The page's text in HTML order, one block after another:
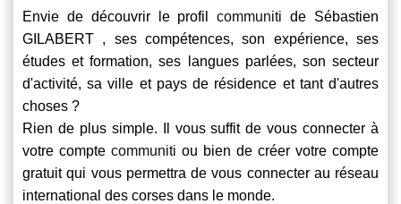
Envie de découvrir le profilcommuniti de Sébastien
GILABERT , ses compétences, son expérience, ses
études et formation, ses langues parlées, son secteur
d'activité, sa ville et pays de résidence et tant d'autres
choses ?
Rien de plus simple. Il vous suffit de vous connecter à
votre compte communiti ou bien de créer votre compte
gratuit qui vous permettra de vous connecter au réseau
international des corses dans le monde.